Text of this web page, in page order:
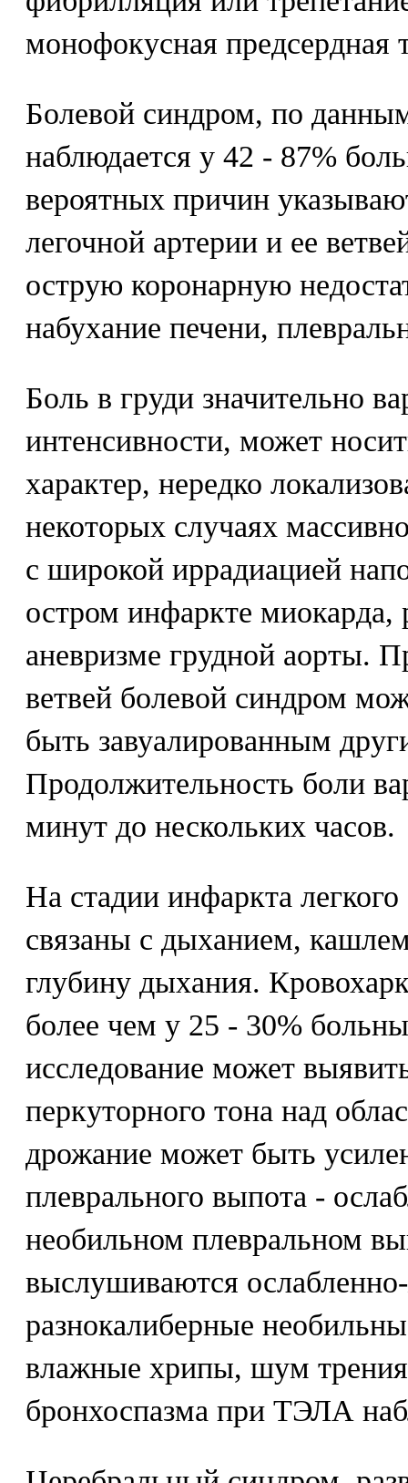
монофокусная предсердная
Болевой синдром, по
наблюдается у 42 - 87%
вероятных причин
легочной артерии и ее
острую коронарную
набухание печени,
Боль в груди значительно
интенсивности, может
характер, нередко
некоторых случаях
с широкой иррадиацией
остром инфаркте миокарда,
аневризме грудной аорты.
ветвей болевой синдром
быть завуалированным
Продолжительность боли
минут до нескольких часов.
На стадии инфаркта
связаны с дыханием,
глубину дыхания.
более чем у 25 - 30%
исследование может
перкуторного тона над
дрожание может быть
плеврального выпота -
необильном плевральном
выслушиваются
разнокалиберные
влажные хрипы, шум
бронхоспазма при ТЭЛА